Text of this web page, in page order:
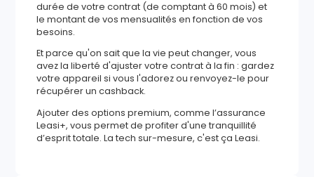
durée de votre contrat (de comptant à 60 mois) et
le montant de vos mensualités en fonction de vos
besoins.
Et parce qu'on sait que la vie peut changer, vous
avez la liberté d'ajuster votre contrat à la fin : gardez
votre appareil si vous l'adorez ou renvoyez-le pour
récupérer un cashback.
Ajouter des options premium, comme l’assurance
Leasi+, vous permet de profiter d'une tranquillité
d’esprit totale. La tech sur-mesure, c'est ça Leasi.